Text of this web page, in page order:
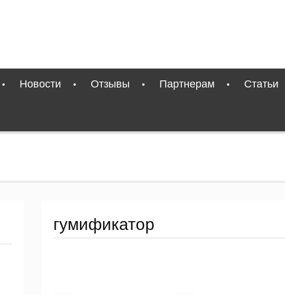
Новости Отзывы Партнерам Статьи
гумификатор